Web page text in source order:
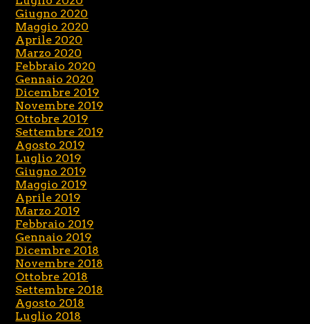
Giugno 2020
Maggio 2020
Aprile 2020
Marzo 2020
Febbraio 2020
Gennaio 2020
Dicembre 2019
Novembre 2019
Ottobre 2019
Settembre 2019
Agosto 2019
Luglio 2019
Giugno 2019
Maggio 2019
Aprile 2019
Marzo 2019
Febbraio 2019
Gennaio 2019
Dicembre 2018
Novembre 2018
Ottobre 2018
Settembre 2018
Agosto 2018
Luglio 2018